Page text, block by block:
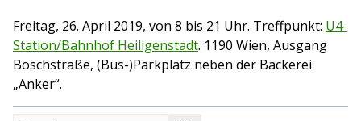
Freitag, 26. April 2019, von 8 bis 21 Uhr. Treffpunkt: U4-
Station/Bahnhof Heiligenstadt. 1190 Wien, Ausgang
Boschstraße, (Bus-)Parkplatz neben der Bäckerei
„Anker“.